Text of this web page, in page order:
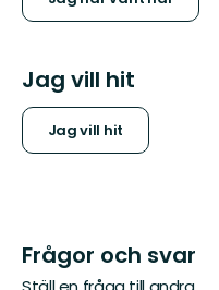
Jag vill hit
Jag vill hit
Frågor och svar